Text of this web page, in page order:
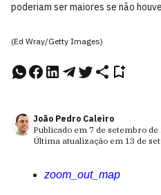
poderiam ser maiores se não
(Ed Wray/Getty Images)
João Pedro Caleiro
Publicado em 7 de setembro de
Última atualização em 13 de
zoom_out_map